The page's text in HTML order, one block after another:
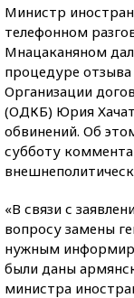
Министр
телефонном
Мнацаканяном
процедуре
Организации
(ОДКБ) Юрия
обвинений. Об
субботу
«В связи с
вопросу замены
нужным
были даны
министра